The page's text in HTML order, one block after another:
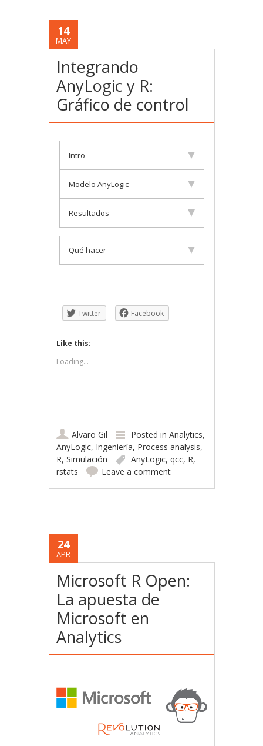
14
MAY
Integrando
AnyLogic y R:
Gráfico de control
Intro
Modelo AnyLogic
Resultados
Qué hacer
Twitter Facebook
Like this:
Loading...
Alvaro Gil Posted inAnalytics,
AnyLogic, Ingeniería, Process analysis,
R,Simulación AnyLogic,qcc, R,
rstats
Leave a comment
24
APR
Microsoft R Open:
La apuesta de
Microsoft en
Analytics